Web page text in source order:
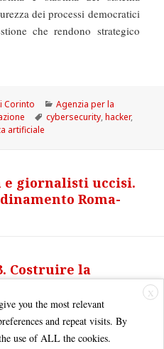
dei processi democratici
che rendono strategico
Corinto Categorie
Agenzia per la
Tag
cybersecurity,hacker,
artificiale
giornalisti uccisi.
Roma-
Costruire la
X
you the most relevant
and repeat visits. By
use of ALL the cookies.